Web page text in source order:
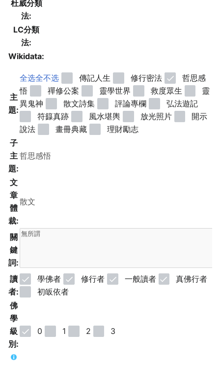
杜威分類
法:
LC分類
法:
Wikidata:
主
題:
全选全不选 傳記人生 修行密法
哲思感
悟
禪修公案 靈學世界 救度眾生
靈
異鬼神
散文詩集 評論專欄
弘法遊記
符籙真跡
風水堪輿 放光照片
開示
說法
畫冊典藏
理財勵志
子
主
題:
文
章
體
裁:
關
鍵
詞:
讀
者:
學佛者 修行者 一般讀者
真佛行者
初皈依者
佛
學
級
別:
0 1 2 3